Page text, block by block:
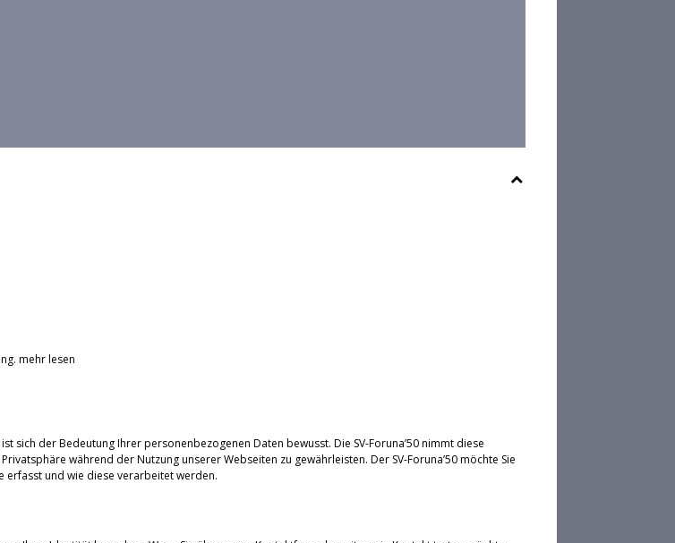
mehr lesen
sich der Bedeutung Ihrer personenbezogenen Daten bewusst. Die SV-Foruna’50 nimmt diese
während der Nutzung unserer Webseiten zu gewährleisten. Der SV-Foruna’50 möchte Sie
erfasst und wie diese verarbeitet werden.